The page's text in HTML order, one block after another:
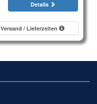
Details
Versand / Lieferzeiten